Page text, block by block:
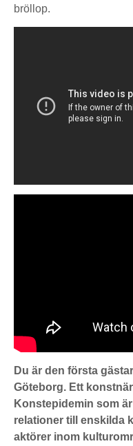
bröllop.
Du är den första
Göteborg. Ett
Konstepidemin som
relationer till enskilda
aktörer inom